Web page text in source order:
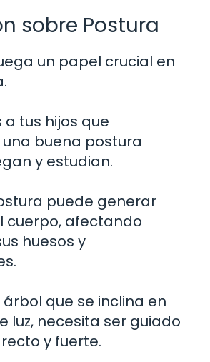
sobre Postura
un papel crucial en
a tus hijos que
buena postura
y estudian.
puede generar
cuerpo, afectando
huesos y
que se inclina en
luz, necesita ser guiado
y fuerte.